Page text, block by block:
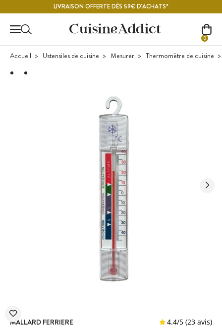
LIVRAISON OFFERTE DÈS 59€ D'ACHATS*
0
Accueil Ustensiles de cuisine Mesurer Thermomètre de cuisine
MALLARD FERRIERE